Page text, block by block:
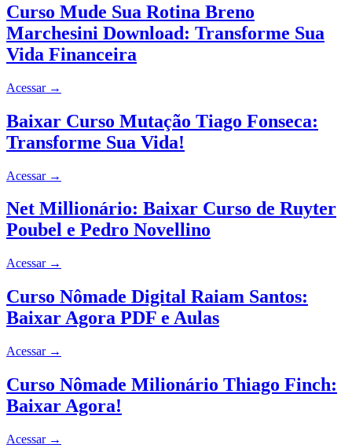
Curso Mude Sua Rotina Breno
Marchesini Download: Transforme Sua
Vida Financeira
Acessar →
Baixar Curso Mutação Tiago Fonseca:
Transforme Sua Vida!
Acessar →
Net Millionário: Baixar Curso de Ruyter
Poubel e Pedro Novellino
Acessar →
Curso Nômade Digital Raiam Santos:
Baixar Agora PDF e Aulas
Acessar →
Curso Nômade Milionário Thiago Finch:
Baixar Agora!
Acessar →